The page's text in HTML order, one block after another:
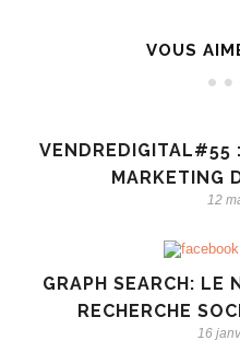
VOUS
VENDREDIGITAL#55
MARKETING
12
GRAPH SEARCH: LE
RECHERCHE
16